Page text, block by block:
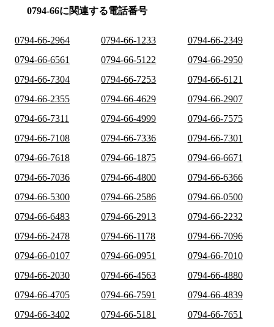
0794-66に関連する電話番号
0794-66-2964 0794-66-1233
0794-66-2349
0794-66-6561
0794-66-5122
0794-66-2950
0794-66-7304
0794-66-7253
0794-66-6121
0794-66-2355
0794-66-4629
0794-66-2907
0794-66-7311
0794-66-4999
0794-66-7575
0794-66-7108
0794-66-7336
0794-66-7301
0794-66-7618
0794-66-1875
0794-66-6671
0794-66-7036
0794-66-4800
0794-66-6366
0794-66-5300
0794-66-2586
0794-66-0500
0794-66-6483
0794-66-2913
0794-66-2232
0794-66-2478
0794-66-1178
0794-66-7096
0794-66-0107
0794-66-0951
0794-66-7010
0794-66-2030
0794-66-4563
0794-66-4880
0794-66-4705
0794-66-7591
0794-66-4839
0794-66-3402
0794-66-5181
0794-66-7651